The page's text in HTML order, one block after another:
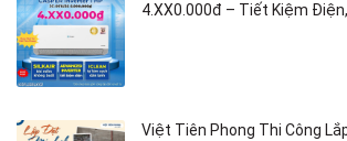
4.XX0.000đ – Tiết Kiệm
Việt Tiên Phong Thi Công